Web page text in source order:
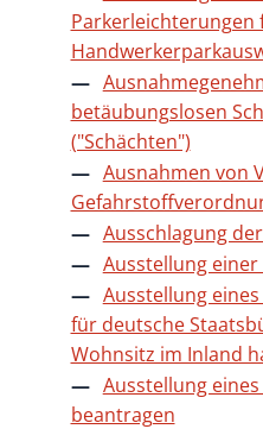
Parkerleichterungen
betäubungslosen
("Schächten")
Ausnahmen von
Ausschlagung
Ausstellung
Ausstellung
für deutsche
Wohnsitz im Inland
Ausstellung
beantragen